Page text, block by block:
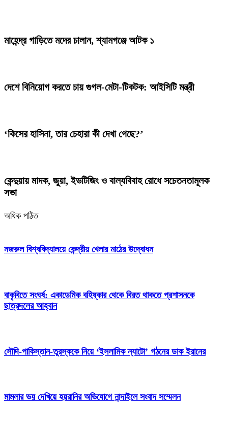
মাহেন্দ্র গাড়িতে মদের চালান, শ্যামগঞ্জে আটক ১
দেশে বিনিয়োগ করতে চায় গুগল-মেটা-টিকটক: আইসিটি মন্ত্রী
‘কিসের হাসিনা, তার চেহারা কী দেখা গেছে?’
কেন্দুয়ায় মাদক, জুয়া, ইভটিজিং ও বাল্যবিবাহ রোধে সচেতনতামূলক
সভা
অধিক পঠিত
নজরুল বিশ্ববিদ্যালয়ে কেন্দ্রীয় খেলার মাঠের উদ্বোধন
বাকৃবিতে সংঘর্ষ: একাডেমিক বহিষ্কার থেকে বিরত থাকতে প্রশাসনকে
ছাত্রদলের আহ্বান
সৌদি-পাকিস্তান-তুরস্ককে নিয়ে ‘ইসলামিক ন্যাটো’ গঠনের ডাক ইরানের
মামলার ভয় দেখিয়ে হয়রানির অভিযোগে নান্দাইলে সংবাদ সম্মেলন